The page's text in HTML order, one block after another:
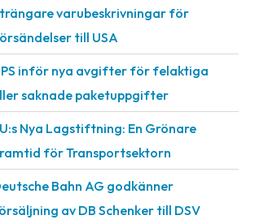
varubeskrivningar för
till USA
inför nya avgifter för felaktiga
saknade paketuppgifter
Nya Lagstiftning: En Grönare
för Transportsektorn
Bahn AG godkänner
av DB Schenker till DSV